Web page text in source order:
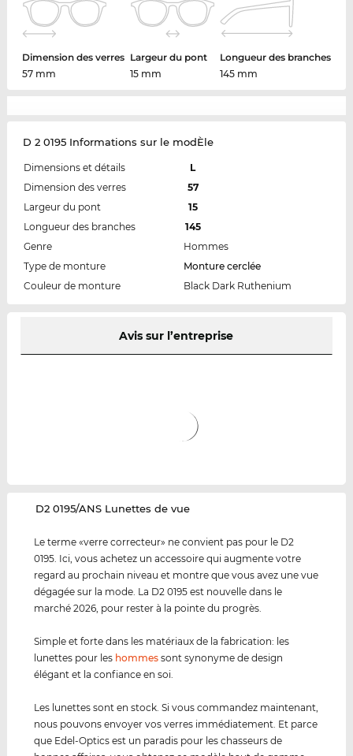
Dimension des verres
57 mm
Largeur du pont
15 mm
Longueur des branches
145 mm
D 2 0195 Informations sur le modÈle
Dimensions et détails
L
Dimension des verres
57
Largeur du pont
15
Longueur des branches
145
Genre
Hommes
Type de monture
Monture cerclée
Couleur de monture
Black Dark Ruthenium
Avis sur l’entreprise
‌D2 0195/ANS Lunettes de vue
Le terme «verre correcteur» ne convient pas pour le D2
0195. Ici, vous achetez un accessoire qui augmente votre
regard au prochain niveau et montre que vous avez une vue
dégagée sur la mode. La D2 0195 est nouvelle dans le
marché 2026, pour rester à la pointe du progrès.
Simple et forte dans les matériaux de la fabrication: les
lunettes pour les hommes sont synonyme de design
élégant et la confiance en soi.
Les lunettes sont en stock. Si vous commandez maintenant,
nous pouvons envoyer vos verres immédiatement. Et parce
que Edel-Optics est un paradis pour les chasseurs de